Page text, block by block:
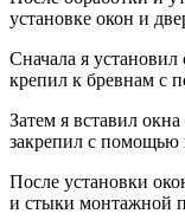
установке окон и
Сначала я
крепил к бревнам с
Затем я вставил
закрепил с
После установки
и стыки монтажной